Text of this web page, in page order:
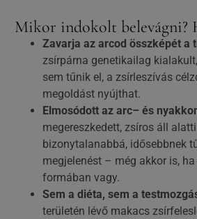
Mikor indokolt belevágni?
Zavarja az arcod összképét a
zsírpárna genetikailag
sem tűnik el, a zsírleszívás
megoldást nyújthat.
Elmosódott az arc– és
megereszkedett, zsíros áll
bizonytalanabbá, idősebbnek
megjelenést – még akkor is,
formában vagy.
Sem a diéta, sem a
területén lévő makacs